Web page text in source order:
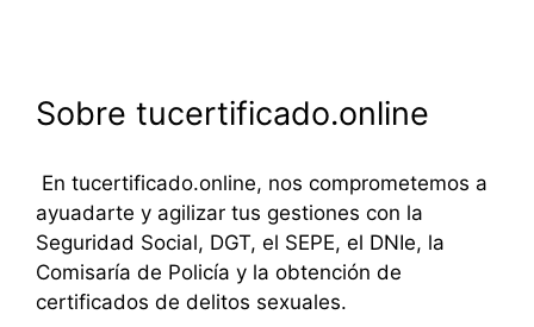
Sobre tucertificado.online
En tucertificado.online, nos comprometemos a
ayuadarte y agilizar tus gestiones con la
Seguridad Social, DGT, el SEPE, el DNIe, la
Comisaría de Policía y la obtención de
certificados de delitos sexuales.